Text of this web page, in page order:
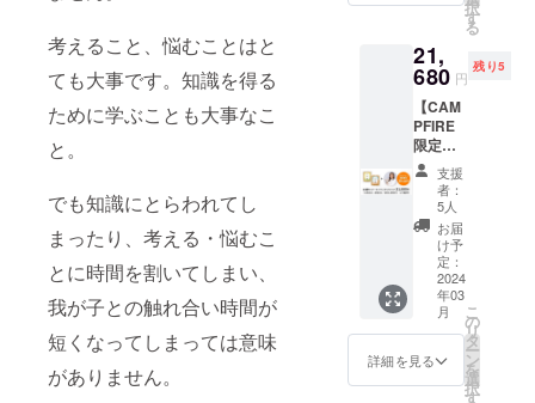
考えること、悩むことはと
ても大事です。知識を得る
ために学ぶことも大事なこ
と。
でも知識にとらわれてし
まったり、考える・悩むこ
とに時間を割いてしまい、
我が子との触れ合い時間が
短くなってしまっては意味
がありません。
格
円/2024
年3月中
旬発売
開始予
定）の
▲5%O
FFでお
試しい
ただけ
る
CAMPF
IRE特別
価格の
セット
です。
※レシピ
をお選
択
す
る
21,
680 円
残り5
【CAM
PFIRE
限定
セッ
ト：
▲10%
OFF＋
特典】
「獣医
師 林美
彩の長
生き犬
ごは
ん」16
袋セッ
ト ＋ 獣
支援
者：
5人
お届
け予
定：
2024
年03
月
詳細を見る
こ
の
リ
タ
ー
ン
を
選
択
す